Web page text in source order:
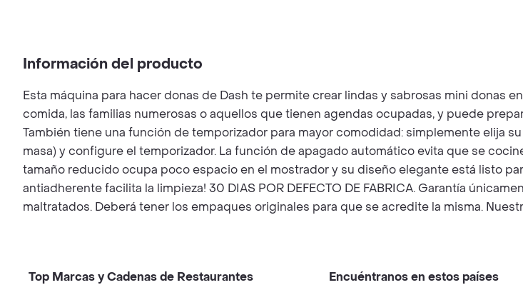
Información del producto
Esta máquina para hacer donas de Dash te permite crear lindas y sabrosas mini donas
comida, las familias numerosas o aquellos que tienen agendas ocupadas, y puede
También tiene una función de temporizador para mayor comodidad: simplemente elija
masa) y configure el temporizador. La función de apagado automático evita que se
tamaño reducido ocupa poco espacio en el mostrador y su diseño elegante está listo
antiadherente facilita la limpieza! 30 DIAS POR DEFECTO DE FABRICA. Garantía
maltratados. Deberá tener los empaques originales para que se acredite la misma.
Top Marcas y Cadenas de Restaurantes Encuéntranos en estos países